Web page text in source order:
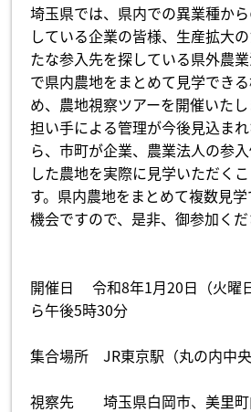
埼玉県では、県内での異業種か
している企業の皆様、生産拡大
たな参入先を探している県外農
で県内農地をまとめて見学でき
め、農地視察ツアーを開催いたし
担い手による管理が今後見込ま
ら、市町が企業、農業法人の参
した農地を実際に見学いただく
す。県内農地をまとめて複数見
機会ですので、是非、御参加くだ
開催日 令和8年1月20日（火曜
ら午後5時30分
集合場所 JR東京駅（丸の内中央
視察先 埼玉県白岡市、美里町